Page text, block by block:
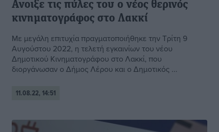
Ανοιξε τις πύλες του ο νέος θερινός
κινηματογράφος στο Λακκί
Με μεγάλη επιτυχία πραγματοποιήθηκε την Τρίτη 9
Αυγούστου 2022, η τελετή εγκαινίων του νέου
Δημοτικού Κινηματογράφου στο Λακκί, που
διοργάνωσαν ο Δήμος Λέρου και ο Δημοτικός ...
11.08.22, 14:51